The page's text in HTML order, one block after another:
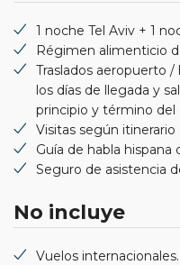
1 noche Tel Aviv + 1
Régimen alimenticio
Traslados aeropuerto
los días de llegada y
principio y término del
Visitas según itinerario
Guía de habla hispana
Seguro de asistencia
No incluye
Vuelos internacionales.